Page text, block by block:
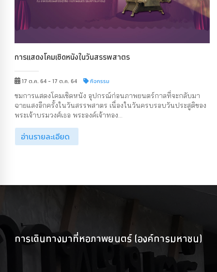
การแสดงโคมเชิดหนังในวันสรรพสาตร
17 ต.ค. 64 - 17 ต.ค. 64 กิจกรรม
ชมการแสดงโคมเชิดหนัง อุปกรณ์ก่อนภาพยนตร์กาลที่จะกลับมา
ฉายแสงอีกครั้งในวันสรรพสาตร เนื่องในวันครบรอบวันประสูติของ
พระเจ้าบรมวงศ์เธอ พระองค์เจ้าทอง...
อ่านรายละเอียด
การเดินทางมาที่หอภาพยนตร์ (องค์การมหาชน)